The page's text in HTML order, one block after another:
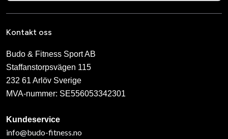
Kontakt oss
Budo & Fitness Sport AB
Staffanstorpsvägen 115
232 61 Arlöv Sverige
MVA-nummer: SE556053342301
Kundeservice
info@budo-fitness.no